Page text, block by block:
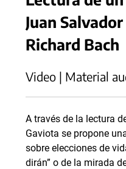
Juan
Richard Bach
Video | Material
A través de la lectura
Gaviota se propone
sobre elecciones de
dirán” o de la mirada